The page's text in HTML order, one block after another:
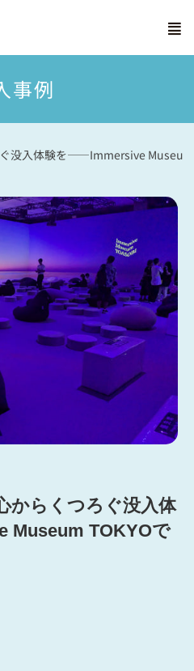
事例
没入体験を――Immersive Museum
からくつろぐ没入体
TOKYOで